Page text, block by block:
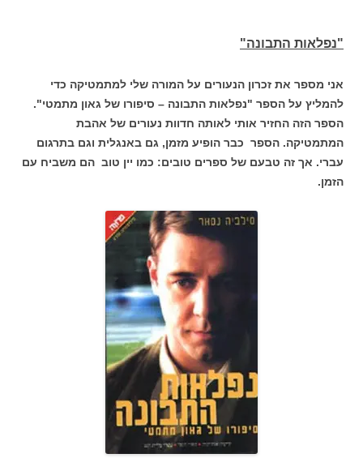
"נפלאות התבונה"
אני מספר את זכרון הנעורים על המורה שלי למתמטיקה כדי
להמליץ על הספר "נפלאות התבונה – סיפורו של גאון מתמטי".
הספר הזה החזיר אותי לאותה חדוות נעורים של אהבת
המתמטיקה. הספר כבר הופיע מזמן, גם באנגלית וגם בתרגום
עברי. אך זה טבעם של ספרים טובים: כמו יין טוב הם משביח עם
הזמן.